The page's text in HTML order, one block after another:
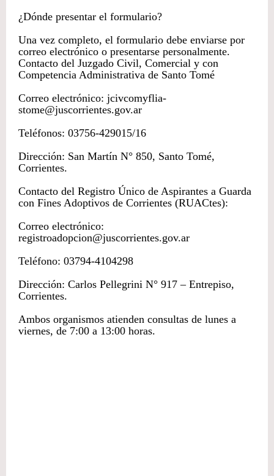
¿Dónde presentar el formulario?
Una vez completo, el formulario debe enviarse por
correo electrónico o presentarse personalmente.
Contacto del Juzgado Civil, Comercial y con
Competencia Administrativa de Santo Tomé
Correo electrónico: jcivcomyflia-
stome@juscorrientes.gov.ar
Teléfonos: 03756-429015/16
Dirección: San Martín N° 850, Santo Tomé,
Corrientes.
Contacto del Registro Único de Aspirantes a Guarda
con Fines Adoptivos de Corrientes (RUACtes):
Correo electrónico:
registroadopcion@juscorrientes.gov.ar
Teléfono: 03794-4104298
Dirección: Carlos Pellegrini N° 917 – Entrepiso,
Corrientes.
Ambos organismos atienden consultas de lunes a
viernes, de 7:00 a 13:00 horas.